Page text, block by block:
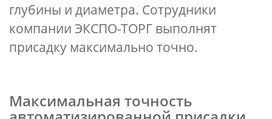
глубины и диаметра. Сотрудники
компании ЭКСПО-ТОРГ выполнят
присадку максимально точно.
Максимальная точность